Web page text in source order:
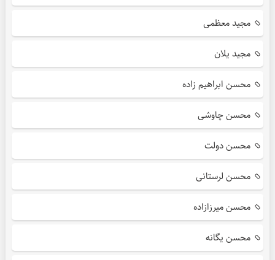
مجید معظمی
مجید یلان
محسن ابراهیم زاده
محسن چاوشی
محسن دولت
محسن لرستانی
محسن میرزازاده
محسن یگانه